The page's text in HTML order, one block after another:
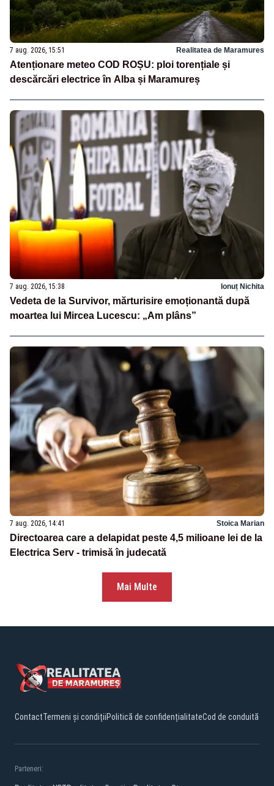
7 aug. 2026, 15:51 Realitatea de Maramures
Atenționare meteo COD ROȘU: ploi torențiale și
descărcări electrice în Alba și Maramureș
7 aug. 2026, 15:38 Ionuț Nichita
Vedeta de la Survivor, mărturisire emoționantă după
moartea lui Mircea Lucescu: „Am plâns”
7 aug. 2026, 14:41 Stoica Marian
Directoarea care a delapidat peste 4,5 milioane lei de la
Electrica Serv - trimisă în judecată
Mai Multe
ContactTermeni și condițiiPolitică de confidențialitateCod de conduită
Parteneri: